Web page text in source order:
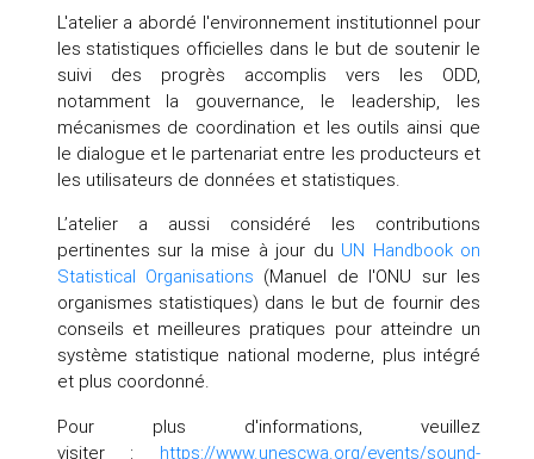
L'atelier a abordé l'environnement institutionnel pour
les statistiques officielles dans le but de soutenir le
suivi des progrès accomplis vers les ODD,
notamment la gouvernance, le leadership, les
mécanismes de coordination et les outils ainsi que
le dialogue et le partenariat entre les producteurs et
les utilisateurs de données et statistiques.
L’atelier a aussi considéré les contributions
pertinentes sur la mise à jour du UN Handbook on
Statistical Organisations (Manuel de l'ONU sur les
organismes statistiques) dans le but de fournir des
conseils et meilleures pratiques pour atteindre un
système statistique national moderne, plus intégré
et plus coordonné.
Pour plus d'informations, veuillez
visiter : https://www.unescwa.org/events/sound-